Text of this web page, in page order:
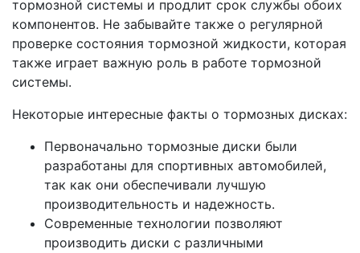
тормозной системы и продлит срок службы обоих
компонентов. Не забывайте также о регулярной
проверке состояния тормозной жидкости, которая
также играет важную роль в работе тормозной
системы.
Некоторые интересные факты о тормозных дисках:
Первоначально тормозные диски были
разработаны для спортивных автомобилей,
так как они обеспечивали лучшую
производительность и надежность.
Современные технологии позволяют
производить диски с различными